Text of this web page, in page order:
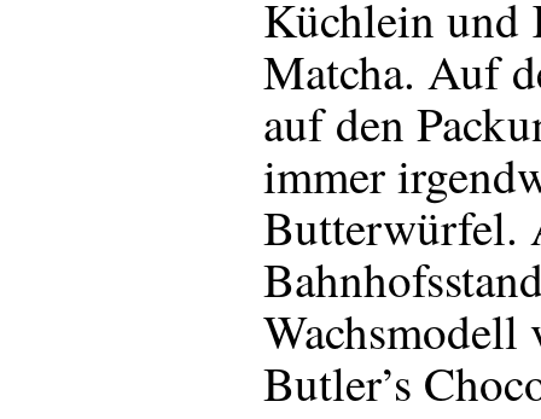
Küchlein und
Matcha. Auf
auf den
immer
Butterwürfel.
Wachsmodell
Butler’s